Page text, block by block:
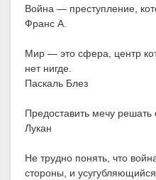
Война — преступление,
Франс А.
Мир — это сфера, центр
нет нигде.
Паскаль Блез
Предоставить мечу решать
Лукан
Не трудно понять, что
стороны, и